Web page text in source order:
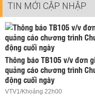
TIN MỚI CẬP NHẬP
Thông báo TB105 v/v đơn
quảng cáo chương trình
động cuối ngày
VTV1/Khoảng 22h00